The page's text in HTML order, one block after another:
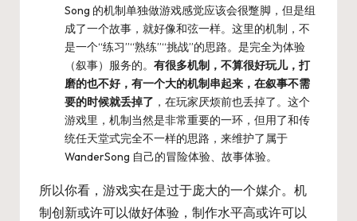
Song 的机制单独做游戏感觉应该会很蹩脚，但是组
成了一个故事，就好像和弦一样。这里的机制，不
是一个“练习”“熟练”“挑战”的思路。是完全为体验
（叙事）服务的。 有很多机制，不算很好玩儿，打
磨的也不好，有一个大的机制串起来，在叙事不需
要的时候就丢掉了 ，在玩家厌烦前也丢掉了。这个
游戏里，机制当然是非常重要的一环，但用了和传
统任天堂式完全不一样的思路，来维护了属于
WanderSong 自己的冒险体验、故事体验。
所以你看，游戏实在是过于庞大的一个媒介。机
制创新或许可以做好体验，制作水平高或许可以